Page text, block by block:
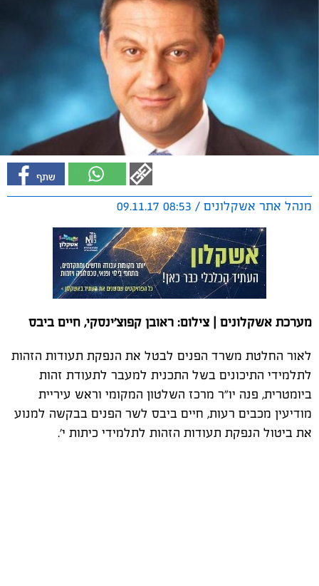
מנהל אתר אשקלונים / 08:53 09.11.17
מערכת אשקלונים | צילום: ראובן קפוצ'ינסקי, חיים ביבס
לאור החלטת משרד הפנים לבטל את הנפקת תעודות הזהות
לתלמידי התיכונים בשל התכנית למעבר לתעודת זהות
ביומטרית, פנה יו"ר מרכז השלטון המקומי וראש עיריית
מודיעין מכבים רעות, חיים ביבס לשר הפנים בבקשה למנוע
את ביטול הנפקת תעודות הזהות לתלמידי כיתות י'.